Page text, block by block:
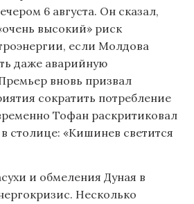
6 августа. Он сказал,
высокий» риск
если Молдова
даже аварийную
вновь призвал
сократить потребление
Тофан раскритиковал
столице: «Кишинев светится
и обмеления Дуная в
Несколько